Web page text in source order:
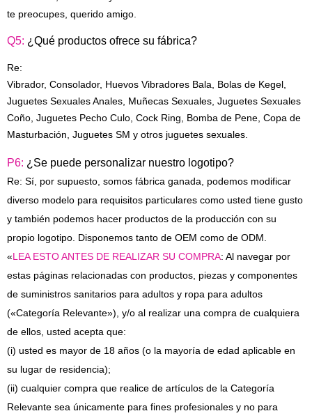
te preocupes, querido amigo.
Q5: ¿Qué productos ofrece su fábrica?
Re:
Vibrador, Consolador, Huevos Vibradores Bala, Bolas de Kegel,
Juguetes Sexuales Anales, Muñecas Sexuales, Juguetes Sexuales
Coño, Juguetes Pecho Culo, Cock Ring, Bomba de Pene, Copa de
Masturbación, Juguetes SM y otros juguetes sexuales.
P6: ¿Se puede personalizar nuestro logotipo?
Re: Sí, por supuesto, somos fábrica ganada, podemos modificar
diverso modelo para requisitos particulares como usted tiene gusto
y también podemos hacer productos de la producción con su
propio logotipo. Disponemos tanto de OEM como de ODM.
«LEA ESTO ANTES DE REALIZAR SU COMPRA: Al navegar por
estas páginas relacionadas con productos, piezas y componentes
de suministros sanitarios para adultos y ropa para adultos
(«Categoría Relevante»), y/o al realizar una compra de cualquiera
de ellos, usted acepta que:
(i) usted es mayor de 18 años (o la mayoría de edad aplicable en
su lugar de residencia);
(ii) cualquier compra que realice de artículos de la Categoría
Relevante sea únicamente para fines profesionales y no para